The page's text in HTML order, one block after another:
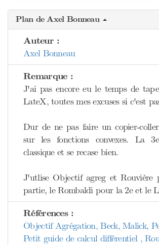
Plan de Axel Bonneau
Auteur :
Axel Bonneau
Remarque :
J'ai pas encore eu le temps de
LateX, toutes mes excuses si c'est
Dur de ne pas faire un copier-
sur les fonctions convexes. La
classique et se recase bien.
J'utlise Objectif agreg et Rouvière
partie, le Rombaldi pour la 2e et le
Références :
Objectif Agrégation, Beck, Malick,
Petit guide de calcul différentiel ,